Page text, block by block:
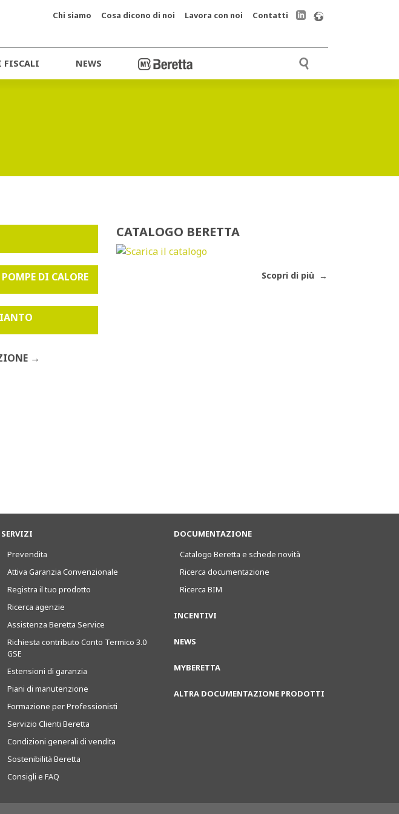
FISCALI NEWS
Chi siamo Cosa dicono di noi Lavora con noi Contatti
DI CALORE
CATALOGO BERETTA
Scopri di più
SERVIZI
Prevendita
Attiva Garanzia Convenzionale
Registra il tuo prodotto
Ricerca agenzie
Assistenza Beretta Service
Richiesta contributo Conto Termico 3.0
GSE
Estensioni di garanzia
Piani di manutenzione
Formazione per Professionisti
Servizio Clienti Beretta
Condizioni generali di vendita
Sostenibilità Beretta
Consigli e FAQ
DOCUMENTAZIONE
Catalogo Beretta e schede novità
Ricerca documentazione
Ricerca BIM
INCENTIVI
NEWS
MYBERETTA
ALTRA DOCUMENTAZIONE PRODOTTI